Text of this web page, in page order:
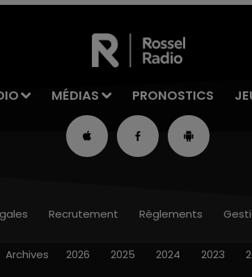
MÉDIAS PRONOSTICS
Recrutement Règlements
Archives 2026 2025 2024 2023